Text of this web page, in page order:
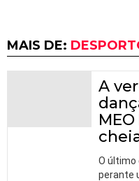
MAIS DE:
A
O último
perante